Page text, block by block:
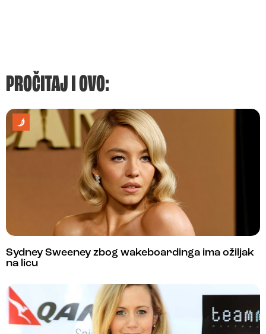
PROČITAJ I OVO:
Sydney Sweeney zbog wakeboardinga ima ožiljak
na licu